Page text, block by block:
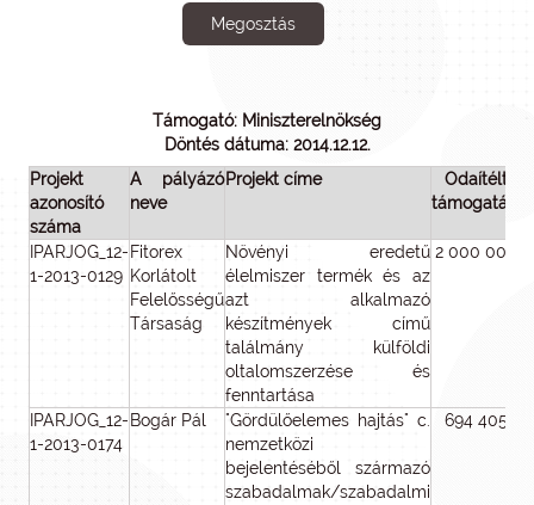
Megosztás
Támogató: Miniszterelnökség
Döntés dátuma: 2014.12.12.
Projekt
azonosító
száma
A pályázó
neve
Projekt címe
Odaítélt
támogatás
IPARJOG_12-
1-2013-0129
Fitorex
Korlátolt
Felelősségű
Társaság
Növényi eredetű
élelmiszer termék és az
azt alkalmazó
készítmények című
találmány külföldi
oltalomszerzése és
fenntartása
2 000 000
IPARJOG_12-
1-2013-0174
Bogár Pál
"Gördülőelemes hajtás" c.
nemzetközi
bejelentéséből származó
szabadalmak/szabadalmi
694 405